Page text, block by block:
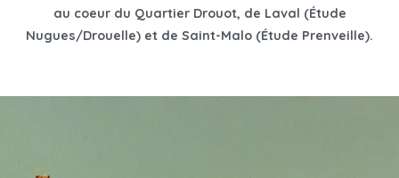
au coeur du Quartier Drouot, de Laval (Étude
Nugues/Drouelle) et de Saint-Malo (Étude Prenveille).